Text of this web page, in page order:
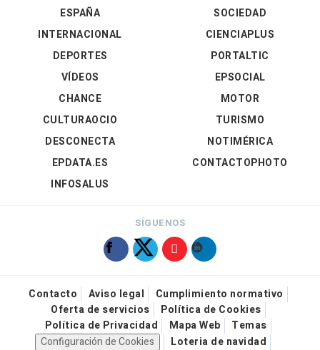
ESPAÑA
INTERNACIONAL
DEPORTES
VÍDEOS
SOCIEDAD
CIENCIAPLUS
PORTALTIC
EPSOCIAL
CHANCE
CULTURAOCIO
DESCONECTA
EPDATA.ES
INFOSALUS
MOTOR
TURISMO
NOTIMÉRICA
CONTACTOPHOTO
SÍGUENOS
Contacto Aviso legal
Cumplimiento normativo
Oferta de servicios
Política de Cookies
Política de Privacidad
Mapa Web
Temas
Configuración de Cookies
Loteria de navidad